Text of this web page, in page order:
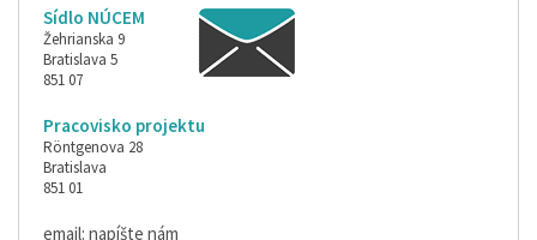
Sídlo NÚCEM
Žehrianska 9
Bratislava 5
851 07
Pracovisko projektu
Röntgenova 28
Bratislava
851 01
email: napíšte nám